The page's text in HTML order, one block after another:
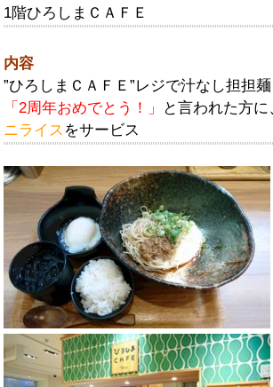
1階ひろしまＣＡＦＥ
内容
”ひろしまＣＡＦＥ”レジで汁なし担担
「2周年おめでとう！」
と言われた方に
ニライス をサービス